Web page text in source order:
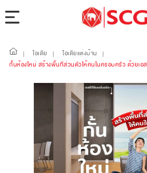
| ไอเดีย | ไอเดียแต่งบ้าน
|
กั้นห้องใหม่ สร้างพื้นที่ส่วนตัวให้คนในครอบครัว ด้วยเอ